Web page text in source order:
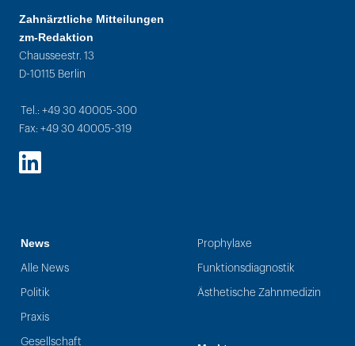
Zahnärztliche Mitteilungen
zm-Redaktion
Chausseestr. 13
D-10115 Berlin
Tel.: +49 30 40005-300
Fax: +49 30 40005-319
LinkedIn
News
Alle News
Politik
Praxis
Gesellschaft
Prophylaxe
Funktionsdiagnostik
Ästhetische Zahnmedizin